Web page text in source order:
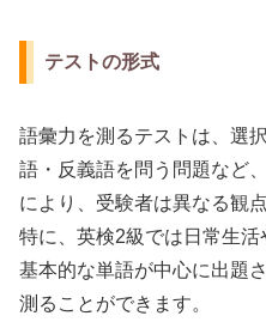
テストの形式
語彙力を測るテストは、選
語・反義語を問う問題など
により、受験者は異なる観
特に、英検2級では日常生
基本的な単語が中心に出題
測ることができます。